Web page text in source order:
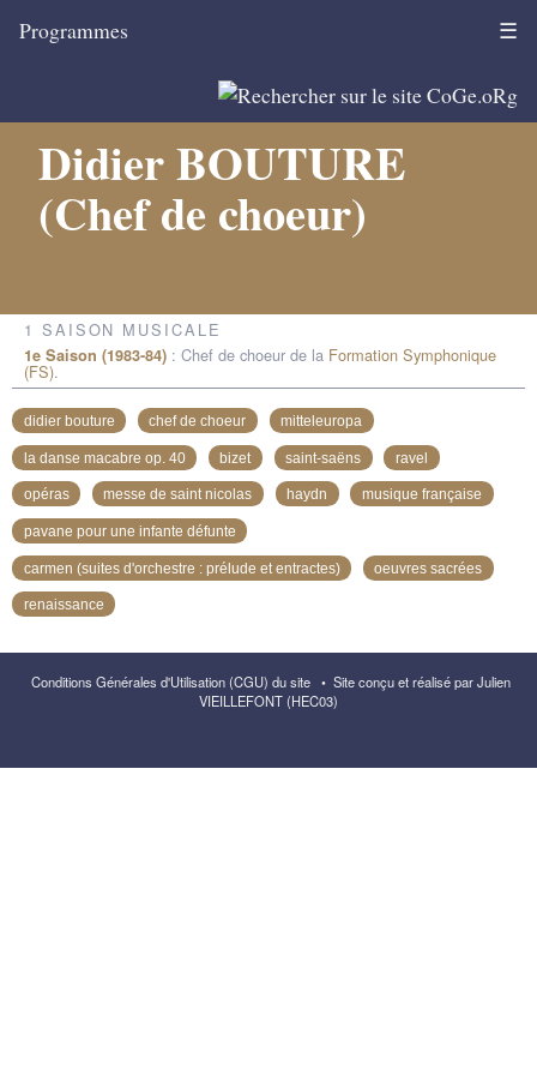
Programmes ☰
Didier BOUTURE
(Chef de choeur)
1 SAISON MUSICALE
1e Saison (1983-84) : Chef de choeur de la Formation Symphonique
(FS).
didier bouture chef de choeur mitteleuropa
la danse macabre op. 40 bizet saint-saëns ravel
opéras messe de saint nicolas haydn musique française
pavane pour une infante défunte
carmen (suites d'orchestre : prélude et entractes) oeuvres sacrées
renaissance
Conditions Générales d'Utilisation (CGU) du site • Site conçu et réalisé par Julien
VIEILLEFONT (HEC03)